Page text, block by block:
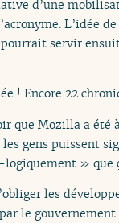
d’une
L’idée
servir
! Encore 22
que Mozilla a été
gens puissent
» que
les
le